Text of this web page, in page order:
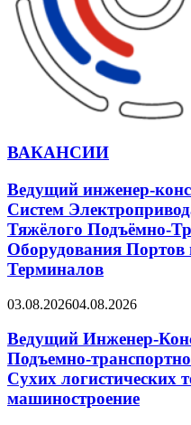
ВАКАНСИИ
Ведущий инженер-
Систем
Тяжёлого Подъёмно-
Оборудования Портов
Терминалов
03.08.202604.08.2026
Ведущий Инженер-
Подъемно-
Сухих логистических
машиностроение